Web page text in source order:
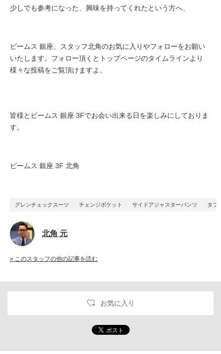
少しでも参考になった、興味を持ってくれたという方へ、
ビームス 銀座、スタッフ北角のお気に入りやフォローをお願い
いたします。フォロー頂くとトップページのタイムラインより
様々な投稿をご覧頂けますよ。
皆様とビームス 銀座 3Fでお会い出来る日を楽しみにしておりま
す。
ビームス 銀座 3F 北角
グレンチェックスーツ チェンジポケット サイドアジャスターパンツ タブ
北角 元
» このスタッフの他の記事を読む
お気に入り